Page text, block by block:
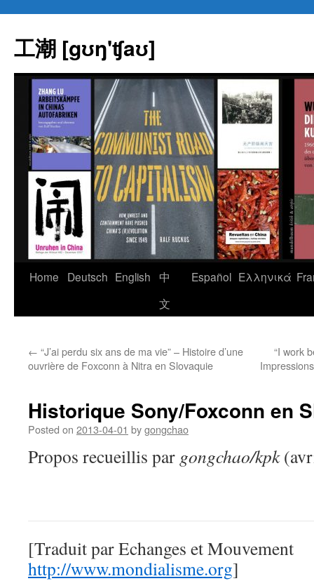
content
工潮 [gʊŋ'ʧaʊ]
Home Deutsch English
中
文
Español Eλληνικά
← “J’ai perdu six ans de ma vie” – Histoire d’une
ouvrière de Foxconn à Nitra en Slovaquie
“I work
Historique Sony/Foxconn en
Posted on 2013-04-01 bygongchao
Propos recueillis par gongchao/kpk
[Traduit par Echanges et Mouvement
http://www.mondialisme.org]